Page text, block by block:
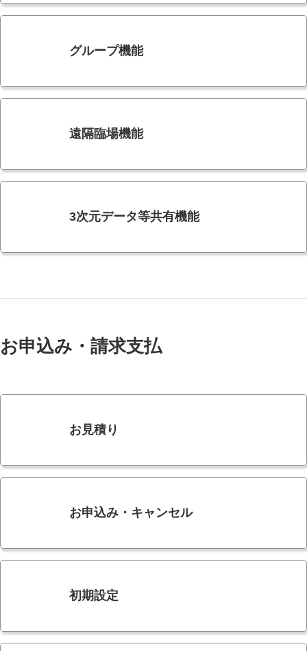
グループ機能
遠隔臨場機能
3次元データ等共有機能
お申込み・請求支払
お見積り
お申込み・キャンセル
初期設定